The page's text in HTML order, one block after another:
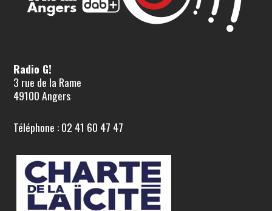
Radio G!
3 rue de la Rame
49100 Angers
Téléphone : 02 41 60 47 47